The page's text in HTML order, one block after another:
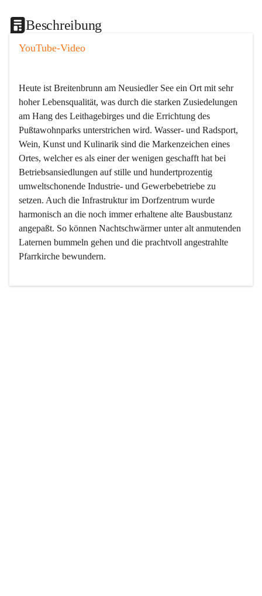
Beschreibung
YouTube-Video
Heute ist Breitenbrunn am Neusiedler See ein Ort mit sehr
hoher Lebensqualität, was durch die starken Zusiedelungen
am Hang des Leithagebirges und die Errichtung des
Pußtawohnparks unterstrichen wird. Wasser- und Radsport,
Wein, Kunst und Kulinarik sind die Markenzeichen eines
Ortes, welcher es als einer der wenigen geschafft hat bei
Betriebsansiedlungen auf stille und hundertprozentig
umweltschonende Industrie- und Gewerbebetriebe zu
setzen. Auch die Infrastruktur im Dorfzentrum wurde
harmonisch an die noch immer erhaltene alte Bausbustanz
angepaßt. So können Nachtschwärmer unter alt anmutenden
Laternen bummeln gehen und die prachtvoll angestrahlte
Pfarrkirche bewundern.
Der Weinbau dominert heute nicht mehr, ist aber integrativer